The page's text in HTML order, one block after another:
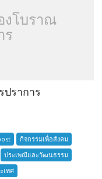
งโบราณ
ร
ปราการ
กิจกรรมเพื่อสังคม
ประเพณีและวัฒนธรรม
เทศ